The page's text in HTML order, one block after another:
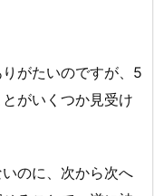
がたいのですが、5
がいくつか見受け
のに、次から次へ